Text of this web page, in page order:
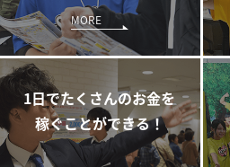
MORE
1日でたくさんのお金を
稼ぐことができる！